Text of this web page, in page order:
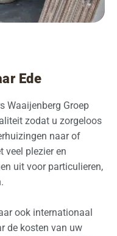
Ede
Waaijenberg Groep
zodat u zorgeloos
naar of
veel plezier en
uit voor particulieren,
ook internationaal
de kosten van uw